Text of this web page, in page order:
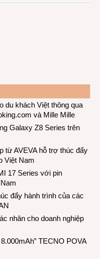
du khách Việt thông qua
và Mille Mille
Galaxy Z8 Series trên
từ AVEVA hỗ trợ thúc đẩy
Việt Nam
17 Series với pin
đẩy hành trình của các
nhân cho doanh nghiệp
TECNO POVA